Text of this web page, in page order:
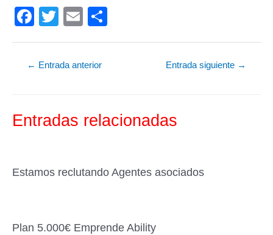
F
e
o
o
T
er
E
tir
← Entrada anterior Entrada siguiente →
Entradas relacionadas
Estamos reclutando Agentes asociados
Plan 5.000€ Emprende Ability